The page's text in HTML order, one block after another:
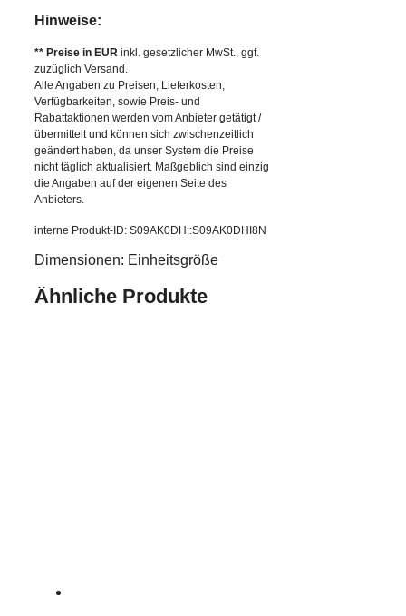
Hinweise:
** Preise in EUR inkl. gesetzlicher MwSt., ggf.
zuzüglich Versand.
Alle Angaben zu Preisen, Lieferkosten,
Verfügbarkeiten, sowie Preis- und
Rabattaktionen werden vom Anbieter getätigt /
übermittelt und können sich zwischenzeitlich
geändert haben, da unser System die Preise
nicht täglich aktualisiert. Maßgeblich sind einzig
die Angaben auf der eigenen Seite des
Anbieters.
interne Produkt-ID: S09AK0DH::S09AK0DHI8N
Dimensionen: Einheitsgröße
Ähnliche Produkte